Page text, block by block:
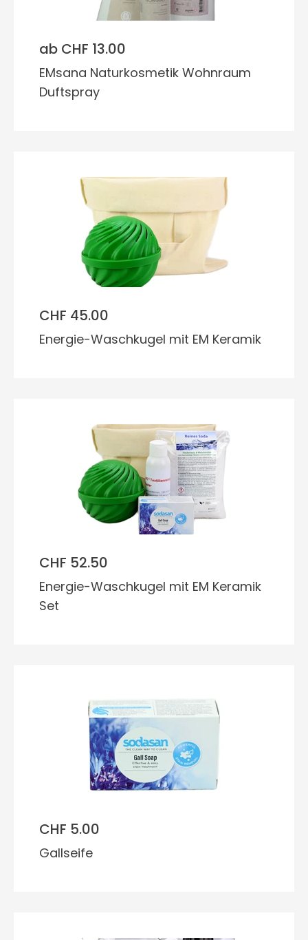
ab CHF 13.00
EMsana Naturkosmetik Wohnraum
Duftspray
CHF 45.00
Energie-Waschkugel mit EM Keramik
CHF 52.50
Energie-Waschkugel mit EM Keramik
Set
CHF 5.00
Gallseife